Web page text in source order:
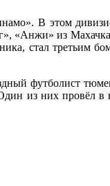
В этом
«Анжи» из
стал третьим
футболист
из них провёл в